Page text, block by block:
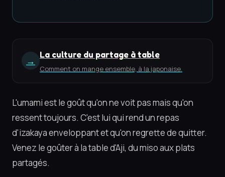
→
La culture du partage à table
Comment on mange ensemble, à la japonaise.
L'umami est le goût qu'on ne voit pas mais qu'on
ressent toujours. C'est lui qui rend un repas
d'izakaya enveloppant et qu'on regrette de quitter.
Venez le goûter à la table d'Aji, du miso aux plats
partagés.